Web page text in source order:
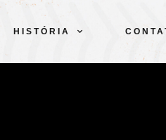
HISTÓRIA
CLUBE